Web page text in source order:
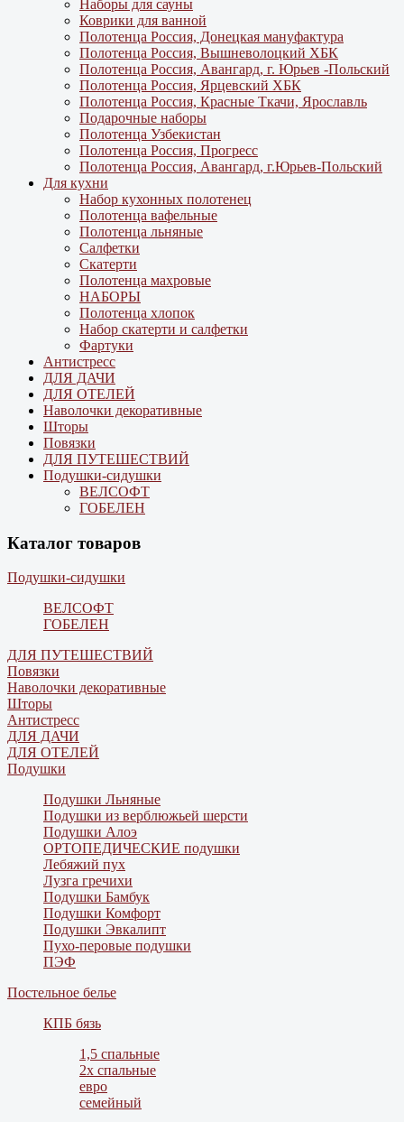
Наборы для сауны
Коврики для ванной
Полотенца Россия, Донецкая мануфактура
Полотенца Россия, Вышневолоцкий ХБК
Полотенца Россия, Авангард, г. Юрьев -Польский
Полотенца Россия, Ярцевский ХБК
Полотенца Россия, Красные Ткачи, Ярославль
Подарочные наборы
Полотенца Узбекистан
Полотенца Россия, Прогресс
Полотенца Россия, Авангард, г.Юрьев-Польский
Для кухни
Набор кухонных полотенец
Полотенца вафельные
Полотенца льняные
Салфетки
Скатерти
Полотенца махровые
НАБОРЫ
Полотенца хлопок
Набор скатерти и салфетки
Фартуки
Антистресс
ДЛЯ ДАЧИ
ДЛЯ ОТЕЛЕЙ
Наволочки декоративные
Шторы
Повязки
ДЛЯ ПУТЕШЕСТВИЙ
Подушки-сидушки
ВЕЛСОФТ
ГОБЕЛЕН
Каталог товаров
Подушки-сидушки
ВЕЛСОФТ
ГОБЕЛЕН
ДЛЯ ПУТЕШЕСТВИЙ
Повязки
Наволочки декоративные
Шторы
Антистресс
ДЛЯ ДАЧИ
ДЛЯ ОТЕЛЕЙ
Подушки
Подушки Льняные
Подушки из верблюжьей шерсти
Подушки Алоэ
ОРТОПЕДИЧЕСКИЕ подушки
Лебяжий пух
Лузга гречихи
Подушки Бамбук
Подушки Комфорт
Подушки Эвкалипт
Пухо-перовые подушки
ПЭФ
Постельное белье
КПБ бязь
1,5 спальные
2х спальные
евро
семейный